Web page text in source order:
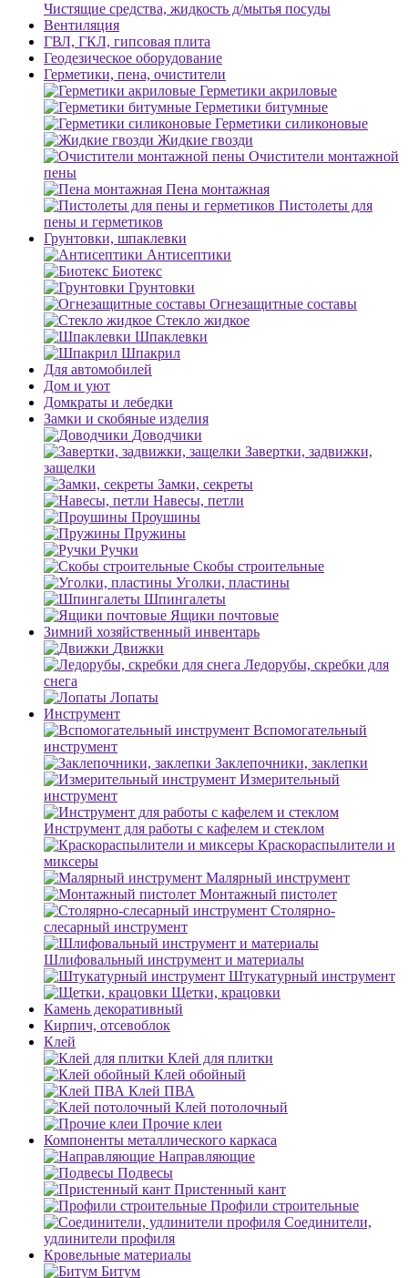
Чистящие средства, жидкость д/мытья посуды
Вентиляция
ГВЛ, ГКЛ, гипсовая плита
Геодезическое оборудование
Герметики, пена, очистители
Герметики акриловые
Герметики битумные
Герметики силиконовые
Жидкие гвозди
Очистители монтажной
пены
Пена монтажная
Пистолеты для
пены и герметиков
Грунтовки, шпаклевки
Антисептики
Биотекс
Грунтовки
Огнезащитные составы
Стекло жидкое
Шпаклевки
Шпакрил
Для автомобилей
Дом и уют
Домкраты и лебедки
Замки и скобяные изделия
Доводчики
Завертки, задвижки,
защелки
Замки, секреты
Навесы, петли
Проушины
Пружины
Ручки
Скобы строительные
Уголки, пластины
Шпингалеты
Ящики почтовые
Зимний хозяйственный инвентарь
Движки
Ледорубы, скребки для
снега
Лопаты
Инструмент
Вспомогательный
инструмент
Заклепочники, заклепки
Измерительный
инструмент
Инструмент для работы с кафелем и стеклом
Краскораспылители и
миксеры
Малярный инструмент
Монтажный пистолет
Столярно-
слесарный инструмент
Шлифовальный инструмент и материалы
Штукатурный инструмент
Щетки, крацовки
Камень декоративный
Кирпич, отсевоблок
Клей
Клей для плитки
Клей обойный
Клей ПВА
Клей потолочный
Прочие клеи
Компоненты металлического каркаса
Направляющие
Подвесы
Пристенный кант
Профили строительные
Соединители,
удлинители профиля
Кровельные материалы
Битум